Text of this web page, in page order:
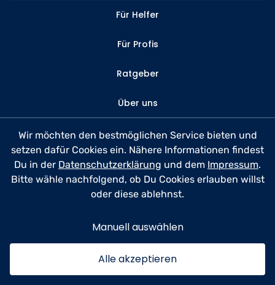
Für Helfer
Für Profis
Ratgeber
Über uns
Kontakt
FAQ
Datenschutz
Nutzungsbedingungen
Wir möchten den bestmöglichen Service bieten und
setzen dafür Cookies ein. Nähere Informationen findest
Du in der Datenschutzerklärung und dem Impressum.
Bitte wähle nachfolgend, ob Du Cookies erlauben willst
oder diese ablehnst.
Manuell auswählen
Alle akzeptieren